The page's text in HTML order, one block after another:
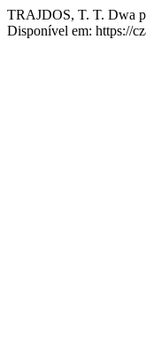
TRAJDOS, T. T. Dwa
Disponível em: https://